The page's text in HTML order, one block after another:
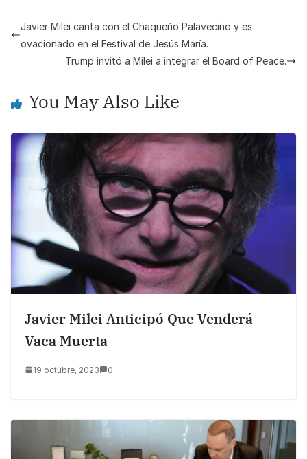
e
b
k
s
A
p
p
y
Li
n
e
Javier Milei canta con el Chaqueño Palavecino y es
ovacionado en el Festival de Jesús María.
Trump invitó a Milei a integrar el Board of Peace.
You May Also Like
Javier Milei Anticipó Que Venderá
Vaca Muerta
19 octubre, 2023 0